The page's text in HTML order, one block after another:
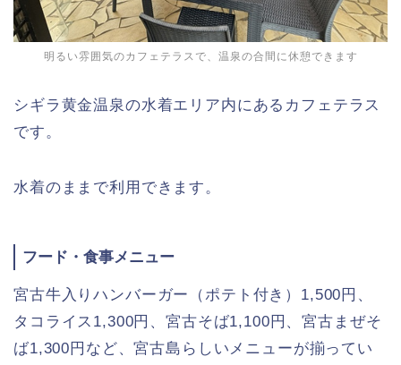
明るい雰囲気のカフェテラスで、温泉の合間に休憩できます
シギラ黄金温泉の水着エリア内にあるカフェテラス
です。
水着のままで利用できます。
フード・食事メニュー
宮古牛入りハンバーガー（ポテト付き）1,500円、
タコライス1,300円、宮古そば1,100円、宮古まぜそ
ば1,300円など、宮古島らしいメニューが揃ってい